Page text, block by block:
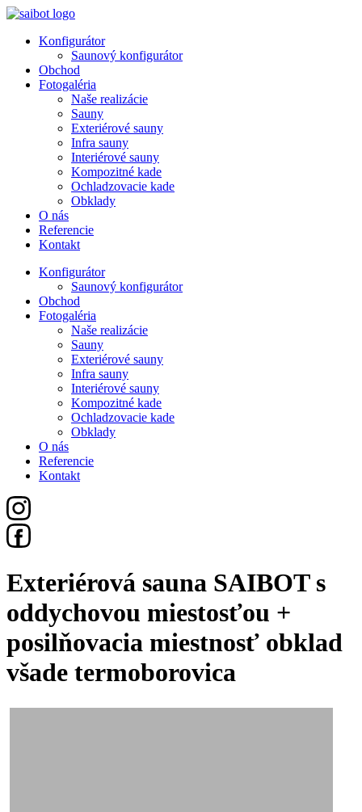
Preskočiť
obsah
Konfigurátor
Saunový konfigurátor
Obchod
Fotogaléria
Naše realizácie
Sauny
Exteriérové sauny
Infra sauny
Interiérové sauny
Kompozitné kade
Ochladzovacie kade
Obklady
O nás
Referencie
Kontakt
Konfigurátor
Saunový konfigurátor
Obchod
Fotogaléria
Naše realizácie
Sauny
Exteriérové sauny
Infra sauny
Interiérové sauny
Kompozitné kade
Ochladzovacie kade
Obklady
O nás
Referencie
Kontakt
Exteriérová sauna SAIBOT s
oddychovou miestosťou +
posilňovacia miestnosť obklad
všade termoborovica